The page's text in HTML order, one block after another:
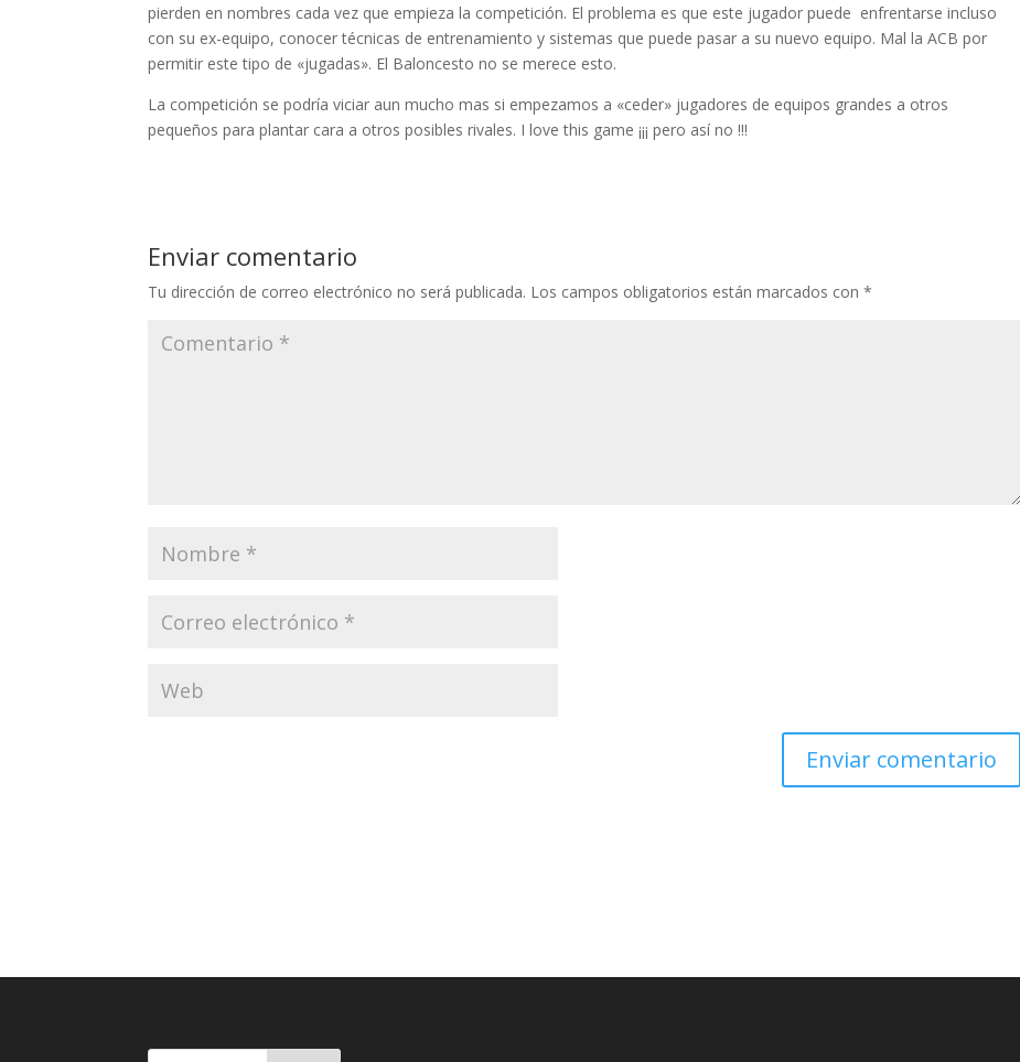
pierden en nombres cada vez que empieza la competición. El problema es que este jugador puede enfrentarse incluso
con su ex-equipo, conocer técnicas de entrenamiento y sistemas que puede pasar a su nuevo equipo. Mal la ACB por
permitir este tipo de «jugadas». El Baloncesto no se merece esto.
La competición se podría viciar aun mucho mas si empezamos a «ceder» jugadores de equipos grandes a otros
pequeños para plantar cara a otros posibles rivales. I love this game ¡¡¡ pero así no !!!
Enviar comentario
Tu dirección de correo electrónico no será publicada. Los campos obligatorios están marcados con*